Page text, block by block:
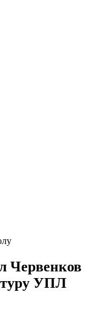
Червенков
туру УПЛ